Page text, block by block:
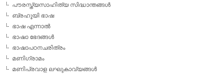
പൗരസ്ത്യസാഹിത്യ സിദ്ധാന്തങ്ങള്‍
ബ്രഹൂയി ഭാഷ
ഭാഷ എന്നാല്‍
ഭാഷാ ഭേദങ്ങള്‍
ഭാഷാപഠനചരിത്രം
മണിഗ്രാമം
മണിപ്രവാള ലഘുകാവ്യങ്ങള്‍